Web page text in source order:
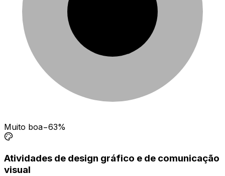
Muito boa−63%
Atividades de design gráfico e de comunicação
visual